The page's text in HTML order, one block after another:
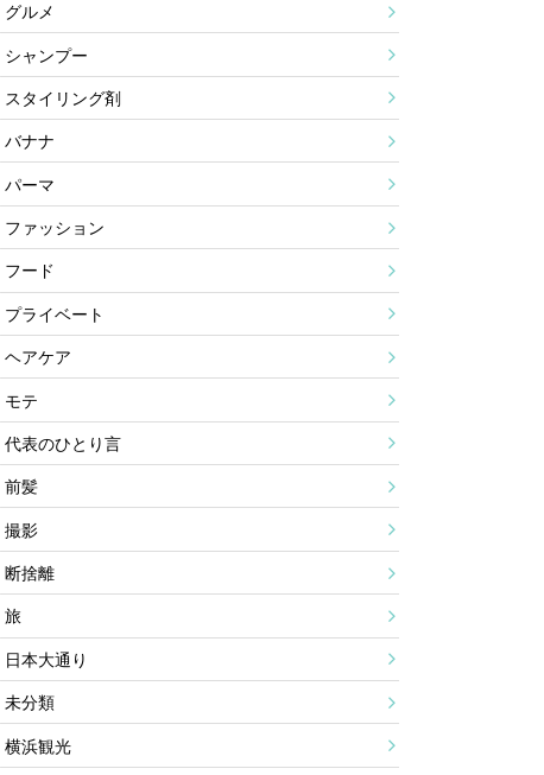
グルメ
シャンプー
スタイリング剤
バナナ
パーマ
ファッション
フード
プライベート
ヘアケア
モテ
代表のひとり言
前髪
撮影
断捨離
旅
日本大通り
未分類
横浜観光